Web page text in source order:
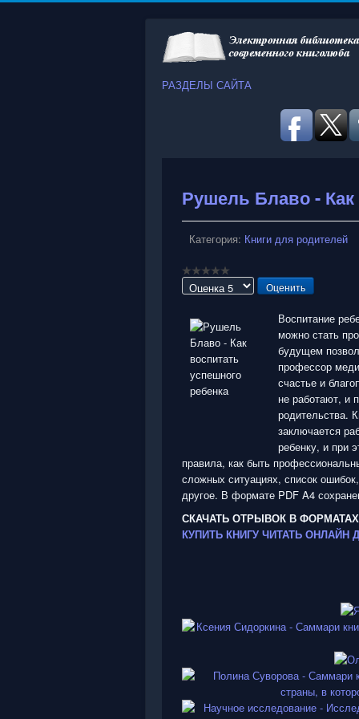
РАЗДЕЛЫ САЙТА
Рушель Блаво - Как
Категория: Книги для родителей
Пожалуйста,
Воспитание
можно стать
будущем
профессор
счастье и
не работают, и
родительства.
заключается
ребенку, и при
правила, как быть
сложных ситуациях, список
другое. В формате PDF A4
СКАЧАТЬ ОТРЫВОК В
КУПИТЬ КНИГУ ЧИТАТЬ ОНЛАЙН